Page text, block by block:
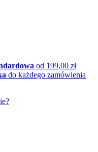
od 199,00 zł
do każdego zamówienia